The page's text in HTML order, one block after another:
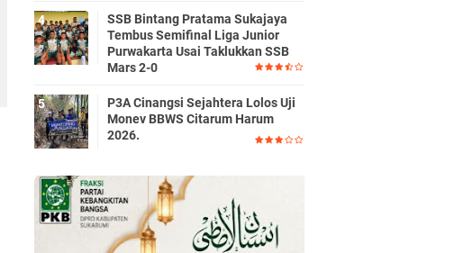
SSB Bintang Pratama Sukajaya
Tembus Semifinal Liga Junior
Purwakarta Usai Taklukkan SSB
Mars 2-0
P3A Cinangsi Sejahtera Lolos Uji
Monev BBWS Citarum Harum
2026.